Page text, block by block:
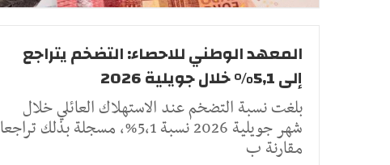
المعهد الوطني للاحصاء: التضخم يتراجع
إلى 5,1% خلال جويلية 2026
بلغت نسبة التضخم عند الاستهلاك العائلي خلال
شهر جويلية 2026 نسبة 5,1%، مسجلة بذلك تراجعا
مقارنة ب